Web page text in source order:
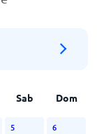
Sab Dom
5 6